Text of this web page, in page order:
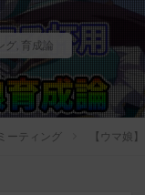
グ, 育成論
ーティング 【ウマ娘